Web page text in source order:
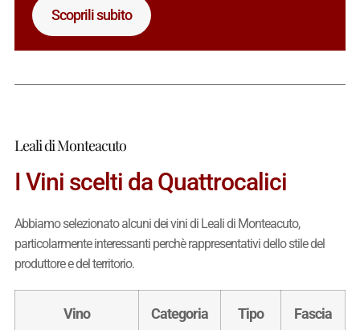
Scoprili subito
Leali di Monteacuto
I Vini scelti da Quattrocalici
Abbiamo selezionato alcuni dei vini di Leali di Monteacuto,
particolarmente interessanti perchè rappresentativi dello stile del
produttore e del territorio.
Vino Categoria Tipo
Fascia